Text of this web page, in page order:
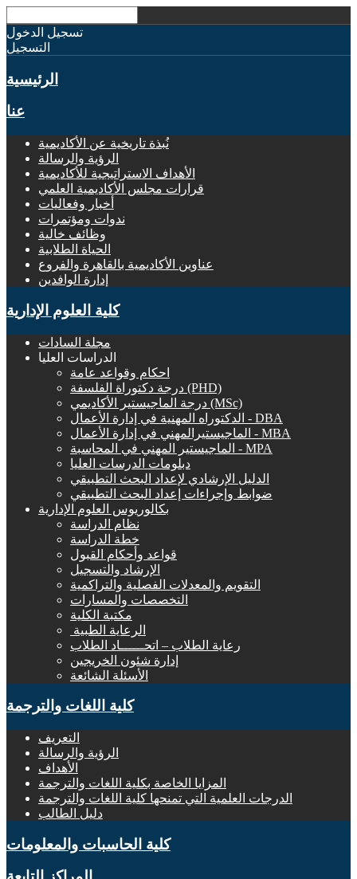
تسجيل الدخول
التسجيل
الرئيسية
عنا
نُبذة تاريخية عن الأكاديمية
الرؤية والرسالة
الأهداف الاستراتيجية للأكاديمية
قرارات مجلس الأكاديمية العلمي
أخبار وفعاليات
ندوات ومؤتمرات
وظائف خالية
الحياة الطلابية
عناوين الأكاديمية بالقاهرة والفروع
إدارة الوافدين
كلية العلوم الإدارية
مجلة السادات
الدراسات العليا
احكام وقواعد عامة
درجة دكتوراة الفلسفة (PHD)
درجة الماجيستير الأكاديمي (MSc)
الدكتوراه المهنية في إدارة الأعمال - DBA
الماجيستيرالمهني في إدارة الأعمال - MBA
الماجيستير المهني في المحاسبة - MPA
دبلومات الدرسات العليا
الدليل الإرشادي لإعداد البحث التطبيقي
ضوابط وإجراءات إعداد البحث التطبيقي
بكالوريوس العلوم الإدارية
نظام الدراسة
خطة الدراسة
قواعد وأحكام القبول
الإرشاد والتسجيل
التقويم والمعدلات الفصلية والتراكمية
التخصصات والمسارات
مكتبة الكلية
الرعاية الطبية ‏
رعاية الطلاب – اتحــــــاد الطلاب
إدارة شئون الخريجين
الأسئلة الشائعة
كلية اللغات والترجمة
التعريف
الرؤية والرسالة
الأهداف
المزايا الخاصة بكلية اللغات والترجمة
الدرجات العلمية التي تمنحها كلية اللغات والترجمة
دليل الطالب
كلية الحاسبات والمعلومات